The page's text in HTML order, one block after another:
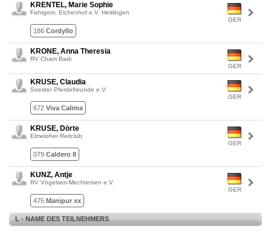
GER
KRENTEL, Marie Sophie
Fahrgem. Eichenhof e.V. Heitlingen
186 Cordyllo
GER
KRONE, Anna Theresia
RV Cham Badi
GER
KRUSE, Claudia
Soester Pferdefreunde e.V.
672 Viva Calima
GER
KRUSE, Dörte
Elmeloher Reitclub
079 Caldero 8
GER
KUNZ, Antje
RV Vögelsen-Mechtersen e.V.
475 Manipur xx
L - NAME DES TEILNEHMERS